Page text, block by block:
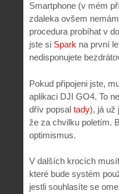
Smartphone (v mém
zdaleka ovšem
procedura probíhat v
jste si Spark na první
nedisponujete
Pokud připojeni jste,
aplikaci DJI GO4. To
dřív popsal tady), já už
že za chvilku poletím.
optimismus.
V dalších krocích
které bude systém
jestli souhlasíte se